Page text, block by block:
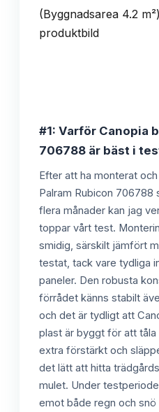
#1: Varför Canopia
706788 är bäst i
Efter att ha monterat
Palram Rubicon
flera månader kan jag
toppar vårt test.
smidig, särskilt jämfört
testat, tack vare tydliga
paneler. Den robusta
förrådet känns stabilt
och det är tydligt att
plast är byggt för att
extra förstärkt och
det lätt att hitta
mulet. Under
emot både regn och